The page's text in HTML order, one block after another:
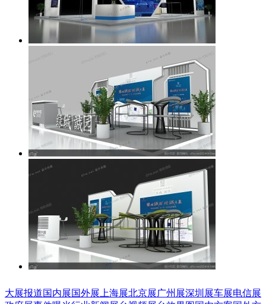
大展报道国内展国外展 上海展北京展广州展深圳展车展电信展